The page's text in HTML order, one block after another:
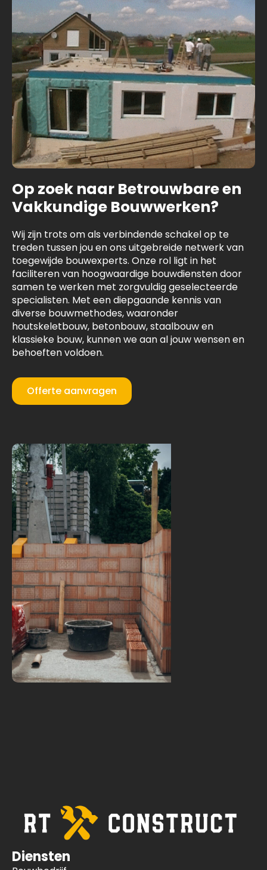
Op zoek naar Betrouwbare en
Vakkundige Bouwwerken?
Wij zijn trots om als verbindende schakel op te
treden tussen jou en ons uitgebreide netwerk van
toegewijde bouwexperts. Onze rol ligt in het
faciliteren van hoogwaardige bouwdiensten door
samen te werken met zorgvuldig geselecteerde
specialisten. Met een diepgaande kennis van
diverse bouwmethodes, waaronder
houtskeletbouw, betonbouw, staalbouw en
klassieke bouw, kunnen we aan al jouw wensen en
behoeften voldoen.
Offerte aanvragen
Diensten